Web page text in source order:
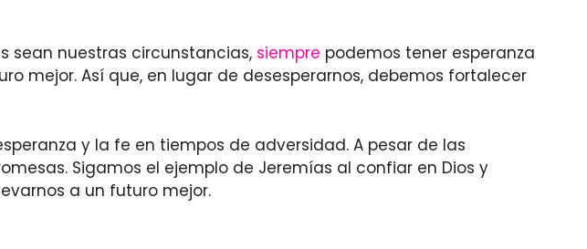
sean nuestras circunstancias, siempre podemos tener esperanza
mejor. Así que, en lugar de desesperarnos, debemos fortalecer
y la fe en tiempos de adversidad. A pesar de las
Sigamos el ejemplo de Jeremías al confiar en Dios y
a un futuro mejor.